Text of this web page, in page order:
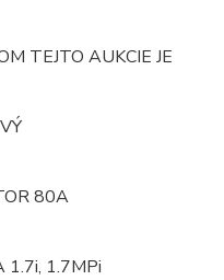
TEJTO AUKCIE JE
80A
1.7i, 1.7MPi